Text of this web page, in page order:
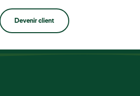
Devenir client